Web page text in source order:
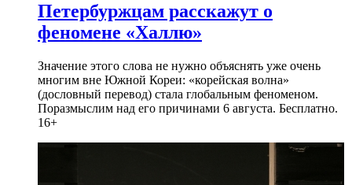
Петербуржцам расскажут о
феномене «Халлю»
Значение этого слова не нужно объяснять уже очень
многим вне Южной Кореи: «корейская волна»
(дословный перевод) стала глобальным феноменом.
Поразмыслим над его причинами 6 августа. Бесплатно.
16+